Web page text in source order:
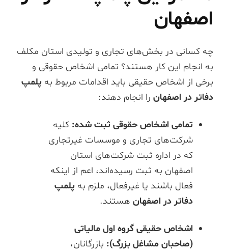
اصفهان
چه کسانی در بخش‌های تجاری و تولیدی استان مکلف
به انجام این کار هستند؟ تمامی اشخاص حقوقی و
برخی از اشخاص حقیقی باید اقدامات مربوط به پلمپ
دفاتر در اصفهانرا انجام دهند:
تمامی اشخاص حقوقی ثبت شده: کلیه
شرکت‌های تجاری و موسسات غیرتجاری
که در اداره ثبت شرکت‌های استان
اصفهان به ثبت رسیده‌اند، اعم از اینکه
فعال باشند یا غیرفعال، ملزم به پلمپ
دفاتر در اصفهانهستند.
اشخاص حقیقی گروه اول مالیاتی
(صاحبان مشاغل بزرگ): بازرگانان،